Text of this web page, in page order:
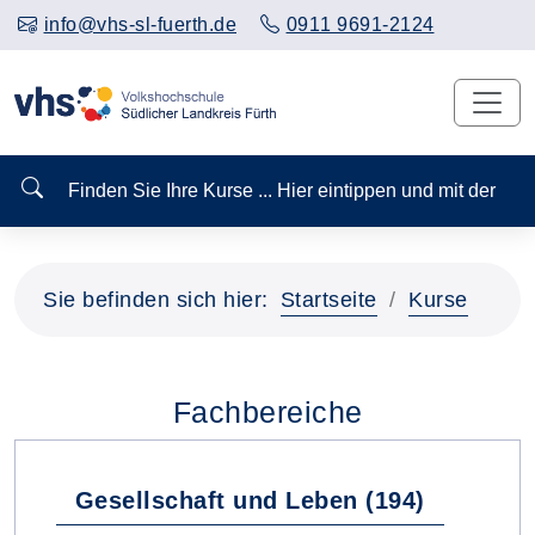
info@vhs-sl-fuerth.de 0911 9691-2124
Finden Sie Ihre Kurse ... Hier eintippen und mit
Sie befinden sich hier: Startseite Kurse
Fachbereiche
Gesellschaft und Leben (194)